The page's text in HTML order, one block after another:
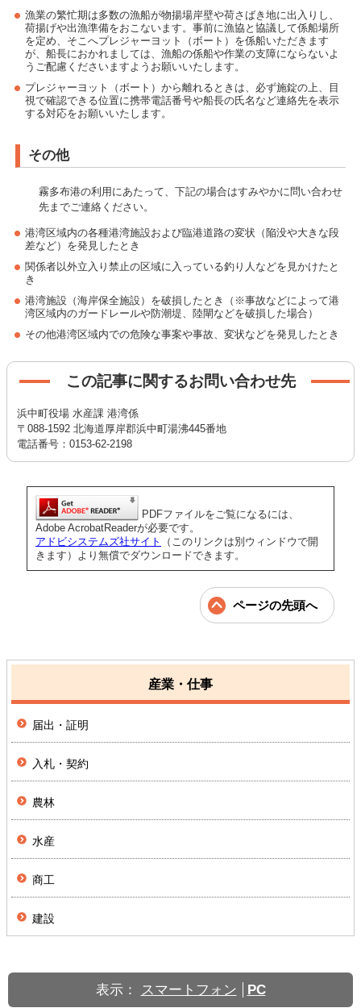
漁業の繁忙期は多数の漁船が物揚場岸壁や荷さばき地に出入りし、
荷揚げや出漁準備をおこないます。事前に漁協と協議して係船場所
を定め、そこへプレジャーヨット（ボート）を係船いただきます
が、船長におかれましては、漁船の係船や作業の支障にならないよ
うご配慮くださいますようお願いいたします。
プレジャーヨット（ボート）から離れるときは、必ず施錠の上、目
視で確認できる位置に携帯電話番号や船長の氏名など連絡先を表示
する対応をお願いいたします。
その他
霧多布港の利用にあたって、下記の場合はすみやかに問い合わせ
先までご連絡ください。
港湾区域内の各種港湾施設および臨港道路の変状（陥没や大きな段
差など）を発見したとき
関係者以外立入り禁止の区域に入っている釣り人などを見かけたと
き
港湾施設（海岸保全施設）を破損したとき（※事故などによって港
湾区域内のガードレールや防潮堤、陸閘などを破損した場合）
その他港湾区域内での危険な事案や事故、変状などを発見したとき
この記事に関するお問い合わせ先
浜中町役場 水産課 港湾係
〒088-1592 北海道厚岸郡浜中町湯沸445番地
電話番号：0153-62-2198
PDFファイルをご覧になるには、
Adobe AcrobatReaderが必要です。
アドビシステムズ社サイト
（このリンクは別ウィンドウで開
きます）より無償でダウンロードできます。
ページの先頭へ
産業・仕事
届出・証明
入札・契約
農林
水産
商工
建設
表示： スマートフォン PC